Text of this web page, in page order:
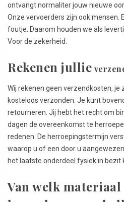
ontvangt normaliter jouw nieuwe
Onze vervoerders zijn ook mensen.
foutje. Daarom houden we als
Voor de zekerheid.
Rekenen jullie
Wij rekenen geen verzendkosten, je
kosteloos verzonden. Je kunt
retourneren. Jij hebt het recht om
dagen de overeenkomst te
redenen. De herroepingstermijn
waarop u of een door u
het laatste onderdeel fysiek in bezit
Van welk